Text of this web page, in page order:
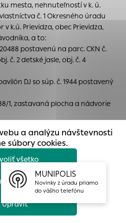
mesta, nehnuteľností v k. ú.
č. 1 Okresného úradu
k.ú. Prievidza, obec Prievidza,
a to:
postavenú na parc. CKN č.
č. 2 detské jasle, obj. č. 4
DJ so súp. č. 1944 postavený
1, zastavaná plocha a nádvorie
4, zastavaná plocha a nádvorie
6, zastavaná plocha a nádvorie
oplotenie, podzemná
vody, vodomerná šachta na
rozvod vody, vodovodná
a analýzu návštevnosti
súbory cookies.
všetko
Upraviť
webovej stránky. Bez
web správne fungovať.
prevádzkovateľovi stránok
stránku používajú, aby
a ponúknuť im lepšiu
zbierajú anonymne a nie je
osobou.
nastavenia
informácií
MUNIPOLIS
Novinky z úradu priamo
do vášho telefónu